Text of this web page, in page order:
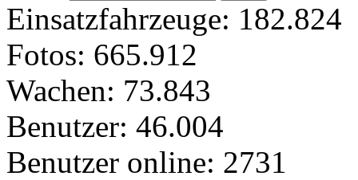
Einsatzfahrzeuge: 182.824
Fotos: 665.912
Wachen: 73.843
Benutzer: 46.004
Benutzer online: 2731